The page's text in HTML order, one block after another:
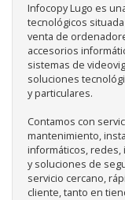
Infocopy Lugo es
tecnológicos
venta de
accesorios
sistemas de
soluciones
y particulares.
Contamos con
mantenimiento,
informáticos, redes,
y soluciones de
servicio cercano,
cliente, tanto en